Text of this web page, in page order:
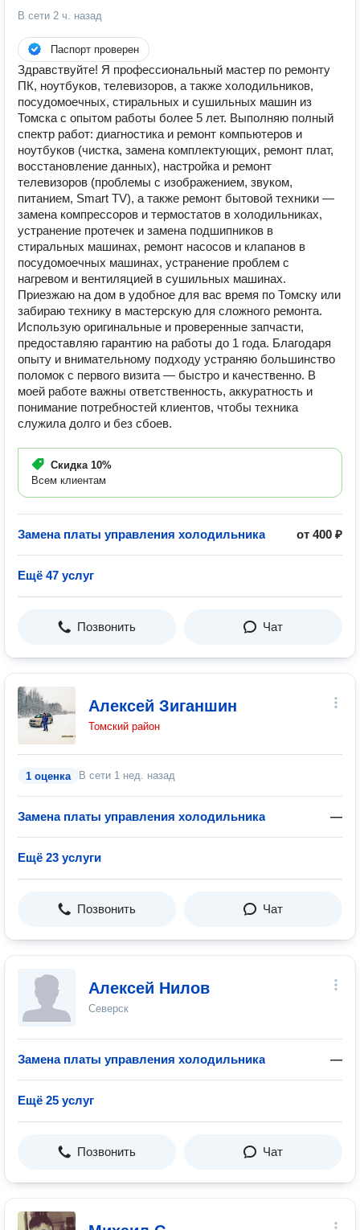
В сети 2 ч. назад
Паспорт проверен
Здравствуйте! Я профессиональный мастер по ремонту
ПК, ноутбуков, телевизоров, а также холодильников,
посудомоечных, стиральных и сушильных машин из
Томска с опытом работы более 5 лет. Выполняю полный
спектр работ: диагностика и ремонт компьютеров и
ноутбуков (чистка, замена комплектующих, ремонт плат,
восстановление данных), настройка и ремонт
телевизоров (проблемы с изображением, звуком,
питанием, Smart TV), а также ремонт бытовой техники —
замена компрессоров и термостатов в холодильниках,
устранение протечек и замена подшипников в
стиральных машинах, ремонт насосов и клапанов в
посудомоечных машинах, устранение проблем с
нагревом и вентиляцией в сушильных машинах.
Приезжаю на дом в удобное для вас время по Томску или
забираю технику в мастерскую для сложного ремонта.
Использую оригинальные и проверенные запчасти,
предоставляю гарантию на работы до 1 года. Благодаря
опыту и внимательному подходу устраняю большинство
поломок с первого визита — быстро и качественно. В
моей работе важны ответственность, аккуратность и
понимание потребностей клиентов, чтобы техника
служила долго и без сбоев.
Скидка 10%
Всем клиентам
Замена платы управления холодильника от 400 ₽
Ещё 47 услуг
Позвонить Чат
Алексей Зиганшин
Томский район
1 оценка В сети 1 нед. назад
Замена платы управления холодильника —
Ещё 23 услуги
Позвонить Чат
Алексей Нилов
Северск
Замена платы управления холодильника —
Ещё 25 услуг
Позвонить Чат